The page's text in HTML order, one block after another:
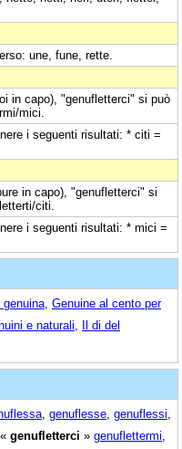
une, fune, rette.
in capo), "genufletterci" si può
mici.
i seguenti risultati: * citi =
in capo), "genufletterci" si
citi.
i seguenti risultati: * mici =
Genuine al cento per
e naturali
Il di del
genuflesse genuflessi
« genufletterci » genuflettermi